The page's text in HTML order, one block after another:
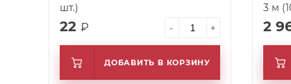
шт.)
22 ₽ - +
ДОБАВИТЬ В КОРЗИНУ
3 м
2